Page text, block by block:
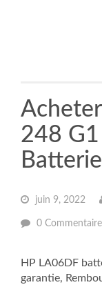
248
Batterie
juin 9, 2022
0
HP LA06DF
garantie,